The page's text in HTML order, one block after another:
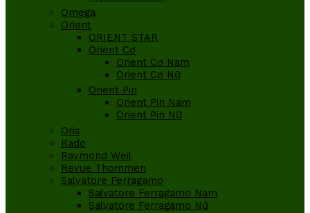
Omega
Orient
ORIENT STAR
Orient Cơ
Orient Cơ Nam
Orient Cơ Nữ
Orient Pin
Orient Pin Nam
Orient Pin Nữ
Oris
Rado
Raymond Weil
Revue Thommen
Salvatore Ferragamo
Salvatore Ferragamo Nam
Salvatore Ferragamo Nữ